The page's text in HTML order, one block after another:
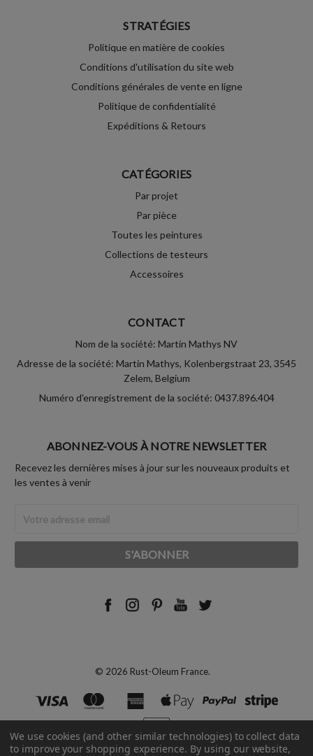
STRATÉGIES
Politique en matière de cookies
Conditions d'utilisation du site web
Conditions générales de vente en ligne
Politique de confidentialité
Expéditions & Retours
CATÉGORIES
Par projet
Par pièce
Toutes les peintures
Collections de testeurs
Accessoires
CONTACT
Nom de la société: Martin Mathys NV
Adresse de la société: Martin Mathys, Kolenbergstraat 23, 3545
Zelem, Belgium
Numéro d'enregistrement de la société: 0437.896.404
ABONNEZ-VOUS À NOTRE NEWSLETTER
Recevez les dernières mises à jour sur les nouveaux produits et
les ventes à venir
Email
© 2026 Rust-Oleum France.
We use cookies (and other similar technologies) to collect data
to improve your shopping experience. By using our website,